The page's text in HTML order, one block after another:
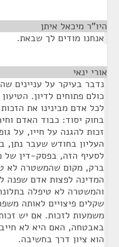
היו"ר מיכאל איתן
אנחנו מודים לך שבאת.
אורי ינאי
נדבר בעיקר על עניינים
כולם פתוחים לדיון.
לכל אדם מבינינו את
זכות להגנה על חייו, על
העליון בחודש שעבר נתן,
לסעיף הזה, בפסק-דין של
ברק, מקום שהמשטרה לא
המדינה לפצות אדם
והמשטרה לא טיפלה
שקלים פיצויים לאותה
משמעות לזכות. אם יש
באבטחה, האם היא לא
הוא ציון דרך בחשיבה.